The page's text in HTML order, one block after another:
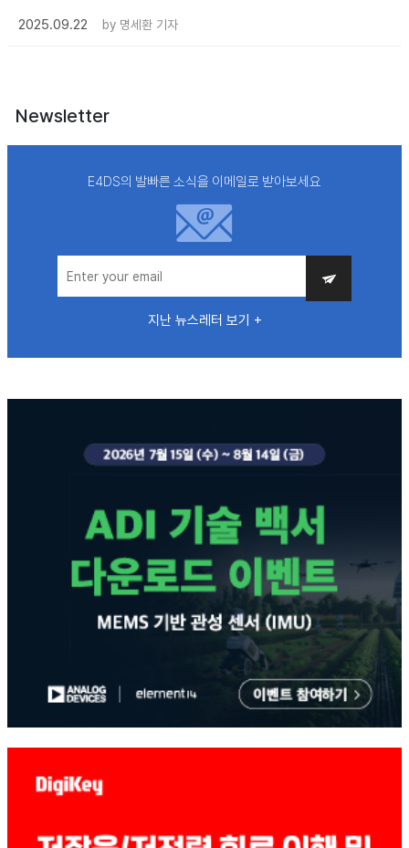
2025.09.22
by 명세환 기자
Newsletter
E4DS의 발빠른 소식을 이메일로 받아보세요
지난 뉴스레터 보기 +